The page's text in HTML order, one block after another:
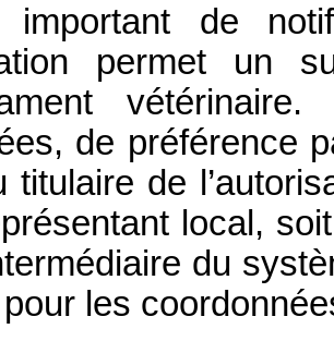
de
permet un
de préférence
titulaire de
local,
du
les